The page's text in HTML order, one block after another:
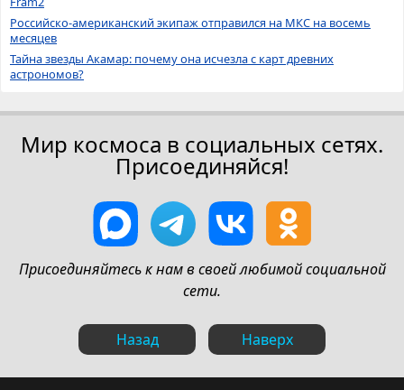
Российско-американский экипаж отправился на МКС на восемь
месяцев
Тайна звезды Акамар: почему она исчезла с карт древних
астрономов?
Мир космоса в социальных сетях.
Присоединяйся!
Присоединяйтесь к нам в своей любимой социальной
сети.
Назад Наверх